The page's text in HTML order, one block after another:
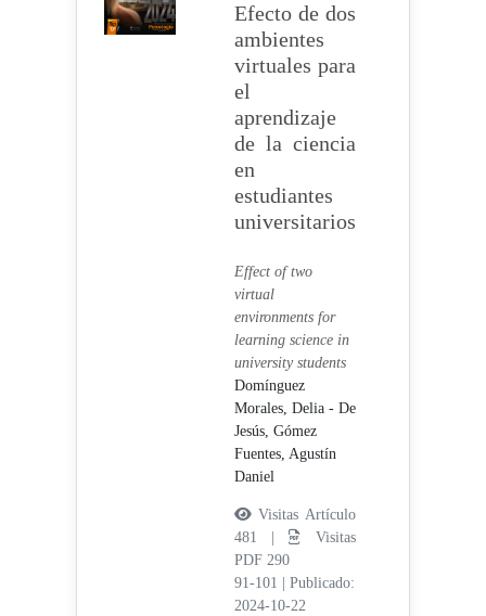
Efecto de dos
ambientes
virtuales para
el
aprendizaje
de la ciencia
en
estudiantes
universitarios
Effect of two
virtual
environments for
learning science in
university students
Domínguez
Morales, Delia - De
Jesús, Gómez
Fuentes, Agustín
Daniel
Visitas Artículo
481 |
Visitas
PDF 290
91-101
Publicado:
2024-10-22